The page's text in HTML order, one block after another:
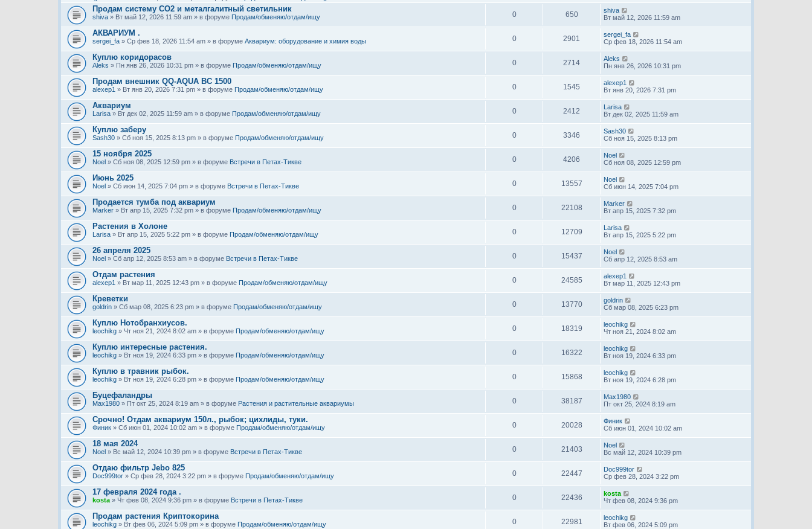
Продам систему СО2 и металгалитный светильник
shiva » Вт май 12, 2026 11:59 am » в форуме Продам/обменяю/отдам/ищу 0 650
shiva
Вт май 12, 2026 11:59 am
АКВАРИУМ .
sergei_fa » Ср фев 18, 2026 11:54 am » в форуме Аквариум: оборудование и химия воды 0 2901
sergei_fa
Ср фев 18, 2026 11:54 am
Куплю коридорасов
Aleks » Пн янв 26, 2026 10:31 pm » в форуме Продам/обменяю/отдам/ищу 0 2714
Aleks
Пн янв 26, 2026 10:31 pm
Продам внешник QQ-AQUA BC 1500
alexep1 » Вт янв 20, 2026 7:31 pm » в форуме Продам/обменяю/отдам/ищу 0 1545
alexep1
Вт янв 20, 2026 7:31 pm
Аквариум
Larisa » Вт дек 02, 2025 11:59 am » в форуме Продам/обменяю/отдам/ищу 0 2412
Larisa
Вт дек 02, 2025 11:59 am
Куплю заберу
Sash30 » Сб ноя 15, 2025 8:13 pm » в форуме Продам/обменяю/отдам/ищу 0 3346
Sash30
Сб ноя 15, 2025 8:13 pm
15 ноября 2025
Noel » Сб ноя 08, 2025 12:59 pm » в форуме Встречи в Петах-Тикве 0 4206
Noel
Сб ноя 08, 2025 12:59 pm
Июнь 2025
Noel » Сб июн 14, 2025 7:04 pm » в форуме Встречи в Петах-Тикве 0 13557
Noel
Сб июн 14, 2025 7:04 pm
Продается тумба под аквариум
Marker » Вт апр 15, 2025 7:32 pm » в форуме Продам/обменяю/отдам/ищу 0 22108
Marker
Вт апр 15, 2025 7:32 pm
Растения в Холоне
Larisa » Вт апр 15, 2025 5:22 pm » в форуме Продам/обменяю/отдам/ищу 0 12709
Larisa
Вт апр 15, 2025 5:22 pm
26 апреля 2025
Noel » Сб апр 12, 2025 8:53 am » в форуме Встречи в Петах-Тикве 0 15437
Noel
Сб апр 12, 2025 8:53 am
Отдам растения
alexep1 » Вт мар 11, 2025 12:43 pm » в форуме Продам/обменяю/отдам/ищу 0 24585
alexep1
Вт мар 11, 2025 12:43 pm
Креветки
goldrin » Сб мар 08, 2025 6:23 pm » в форуме Продам/обменяю/отдам/ищу 0 13770
goldrin
Сб мар 08, 2025 6:23 pm
Куплю Нотобранхиусов.
leochikg » Чт ноя 21, 2024 8:02 am » в форуме Продам/обменяю/отдам/ищу 0 18319
leochikg
Чт ноя 21, 2024 8:02 am
Куплю интересные растения.
leochikg » Вт ноя 19, 2024 6:33 pm » в форуме Продам/обменяю/отдам/ищу 0 16322
leochikg
Вт ноя 19, 2024 6:33 pm
Куплю в травник рыбок.
leochikg » Вт ноя 19, 2024 6:28 pm » в форуме Продам/обменяю/отдам/ищу 0 15868
leochikg
Вт ноя 19, 2024 6:28 pm
Буцефаландры
Max1980 » Пт окт 25, 2024 8:19 am » в форуме Растения и растительные аквариумы 0 38187
Max1980
Пт окт 25, 2024 8:19 am
Срочно! Отдам аквариум 150л., рыбок; цихлиды, туки.
Финик » Сб июн 01, 2024 10:02 am » в форуме Продам/обменяю/отдам/ищу 0 20028
Финик
Сб июн 01, 2024 10:02 am
18 мая 2024
Noel » Вс май 12, 2024 10:39 pm » в форуме Встречи в Петах-Тикве 0 21403
Noel
Вс май 12, 2024 10:39 pm
Отдаю фильтр Jebo 825
Doc999tor » Ср фев 28, 2024 3:22 pm » в форуме Продам/обменяю/отдам/ищу 0 22447
Doc999tor
Ср фев 28, 2024 3:22 pm
17 февраля 2024 года .
kosta » Чт фев 08, 2024 9:36 pm » в форуме Встречи в Петах-Тикве 0 22436
kosta
Чт фев 08, 2024 9:36 pm
Продам растения Криптокорина
leochikg » Вт фев 06, 2024 5:09 pm » в форуме Продам/обменяю/отдам/ищу 0 22981
leochikg
Вт фев 06, 2024 5:09 pm